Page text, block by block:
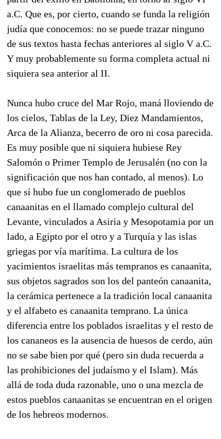
a.C. Que es, por cierto, cuando se funda la religión
judía que conocemos: no se puede trazar ninguno
de sus textos hasta fechas anteriores al siglo V a.C.
Y muy probablemente su forma completa actual ni
siquiera sea anterior al II.
Nunca hubo cruce del Mar Rojo, maná lloviendo de
los cielos, Tablas de la Ley, Diez Mandamientos,
Arca de la Alianza, becerro de oro ni cosa parecida.
Es muy posible que ni siquiera hubiese Rey
Salomón o Primer Templo de Jerusalén (no con la
significación que nos han contado, al menos). Lo
que sí hubo fue un conglomerado de pueblos
canaanitas en el llamado complejo cultural del
Levante, vinculados a Asiria y Mesopotamia por un
lado, a Egipto por el otro y a Turquía y las islas
griegas por vía marítima. La cultura de los
yacimientos israelitas más tempranos es canaanita,
sus objetos sagrados son los del panteón canaanita,
la cerámica pertenece a la tradición local canaanita
y el alfabeto es canaanita temprano. La única
diferencia entre los poblados israelitas y el resto de
los cananeos es la ausencia de huesos de cerdo, aún
no se sabe bien por qué (pero sin duda recuerda a
las prohibiciones del judaísmo y el Islam). Más
allá de toda duda razonable, uno o una mezcla de
estos pueblos canaanitas se encuentran en el origen
de los hebreos modernos.